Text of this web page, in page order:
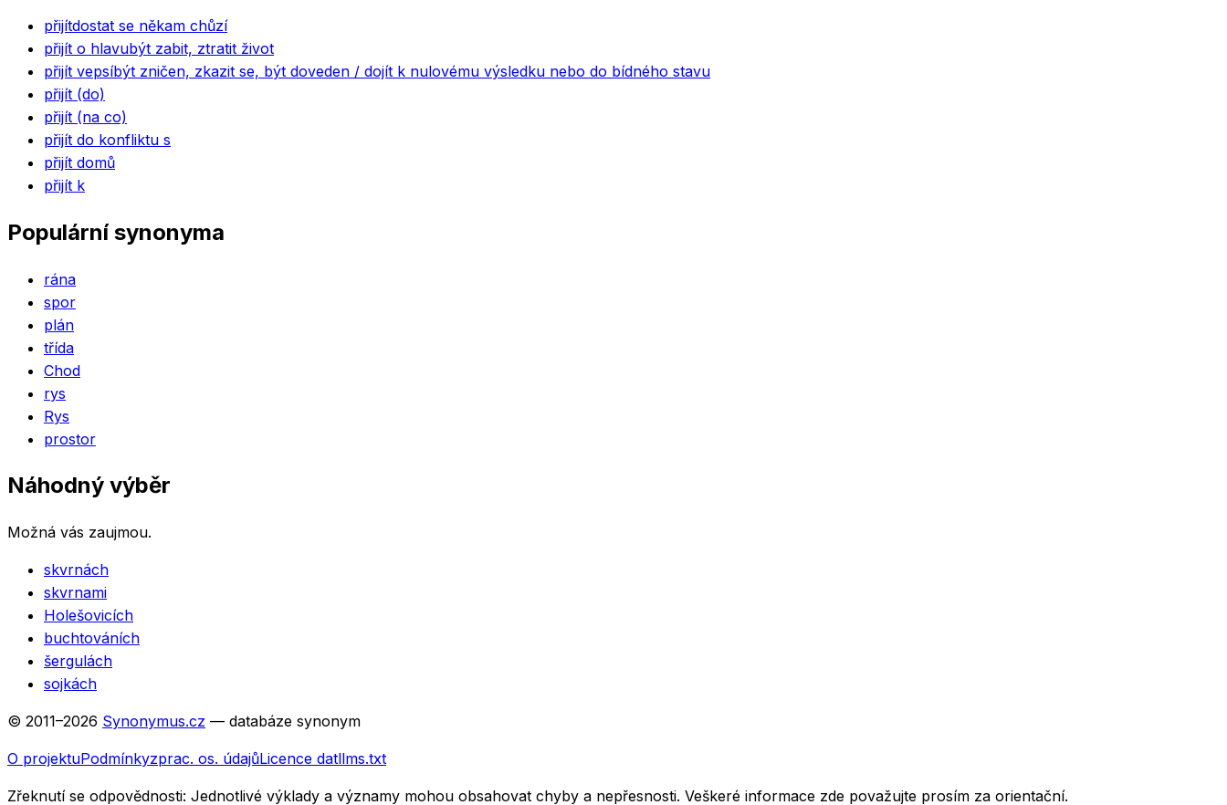
přijítdostat se někam chůzí
přijít o hlavubýt zabit, ztratit život
přijít vepsíbýt zničen, zkazit se, být doveden / dojít k nulovému výsledku nebo do bídného stavu
přijít (do)
přijít (na co)
přijít do konfliktu s
přijít domů
přijít k
Populární synonyma
rána
spor
plán
třída
Chod
rys
Rys
prostor
Náhodný výběr
Možná vás zaujmou.
skvrnách
skvrnami
Holešovicích
buchtováních
šergulách
sojkách
© 2011–2026 Synonymus.cz — databáze synonym
O projektuPodmínkyzprac. os. údajůLicence datllms.txt
Zřeknutí se odpovědnosti: Jednotlivé výklady a významy mohou obsahovat chyby a nepřesnosti. Veškeré informace zde považujte prosím za orientační.